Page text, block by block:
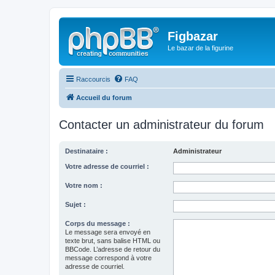
Figbazar
Le bazar de la figurine
Raccourcis FAQ
Accueil du forum
Contacter un administrateur du forum
Destinataire : Administrateur
Votre adresse de courriel :
Votre nom :
Sujet :
Corps du message :
Le message sera envoyé en
texte brut, sans balise HTML ou
BBCode. L’adresse de retour du
message correspond à votre
adresse de courriel.